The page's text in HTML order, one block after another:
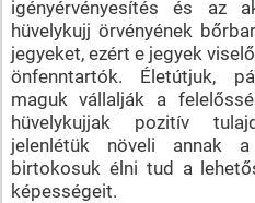
igényérvényesítés és az
hüvelykujj örvényének
jegyeket, ezért e jegyek
önfenntartók. Életútjuk,
maguk vállalják a
hüvelykujjak pozitív
jelenlétük növeli annak
birtokosuk élni tud a
képességeit.